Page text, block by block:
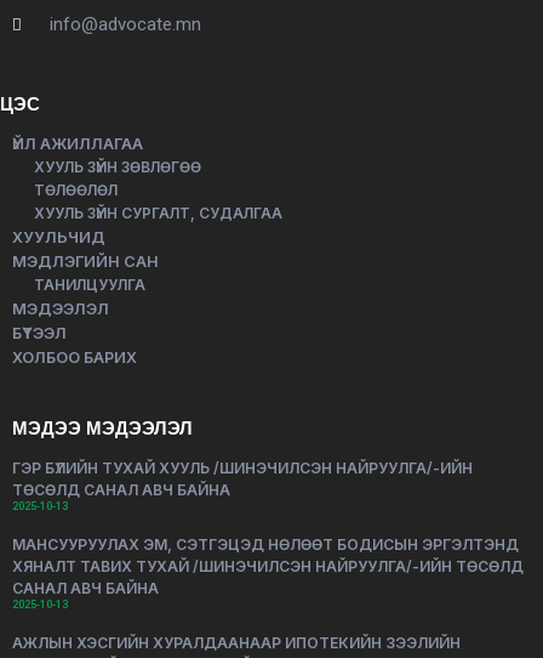
info@advocate.mn
ЦЭС
ҮЙЛ АЖИЛЛАГАА
ХУУЛЬ ЗҮЙН ЗӨВЛӨГӨӨ
ТӨЛӨӨЛӨЛ
ХУУЛЬ ЗҮЙН СУРГАЛТ, СУДАЛГАА
ХУУЛЬЧИД
МЭДЛЭГИЙН САН
ТАНИЛЦУУЛГА
МЭДЭЭЛЭЛ
БҮТЭЭЛ
ХОЛБОО БАРИХ
МЭДЭЭ МЭДЭЭЛЭЛ
ГЭР БҮЛИЙН ТУХАЙ ХУУЛЬ /ШИНЭЧИЛСЭН НАЙРУУЛГА/-ИЙН
ТӨСӨЛД САНАЛ АВЧ БАЙНА
2025-10-13
МАНСУУРУУЛАХ ЭМ, СЭТГЭЦЭД НӨЛӨӨТ БОДИСЫН ЭРГЭЛТЭНД
ХЯНАЛТ ТАВИХ ТУХАЙ /ШИНЭЧИЛСЭН НАЙРУУЛГА/-ИЙН ТӨСӨЛД
САНАЛ АВЧ БАЙНА
2025-10-13
АЖЛЫН ХЭСГИЙН ХУРАЛДААНААР ИПОТЕКИЙН ЗЭЭЛИЙН